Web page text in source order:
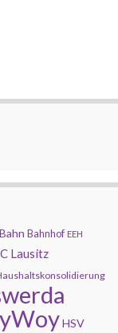
Bahn Bahnhof EEH
Lausitz
HSV